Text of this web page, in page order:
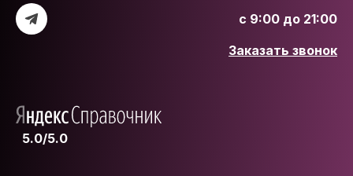
с 9:00 до 21:00
Заказать звонок
5.0/5.0